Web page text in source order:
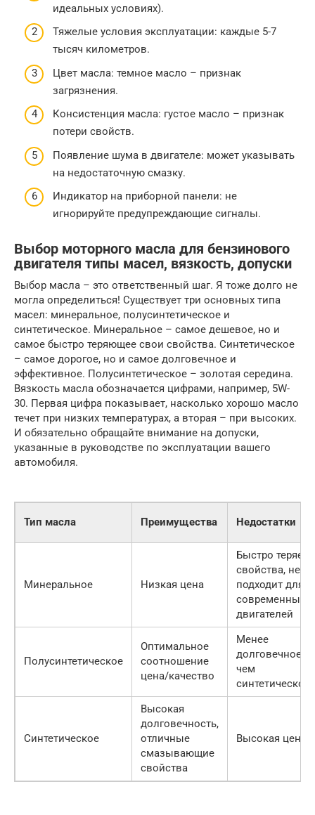
идеальных условиях).
Тяжелые условия эксплуатации: каждые 5-7
тысяч километров.
Цвет масла: темное масло – признак
загрязнения.
Консистенция масла: густое масло – признак
потери свойств.
Появление шума в двигателе: может указывать
на недостаточную смазку.
Индикатор на приборной панели: не
игнорируйте предупреждающие сигналы.
Выбор моторного масла для бензинового
двигателя типы масел, вязкость, допуски
Выбор масла – это ответственный шаг. Я тоже долго не
могла определиться! Существует три основных типа
масел: минеральное, полусинтетическое и
синтетическое. Минеральное – самое дешевое, но и
самое быстро теряющее свои свойства. Синтетическое
– самое дорогое, но и самое долговечное и
эффективное. Полусинтетическое – золотая середина.
Вязкость масла обозначается цифрами, например, 5W-
30. Первая цифра показывает, насколько хорошо масло
течет при низких температурах, а вторая – при высоких.
И обязательно обращайте внимание на допуски,
указанные в руководстве по эксплуатации вашего
автомобиля.
Тип масла Преимущества Недостатки
Минеральное Низкая цена
Быстро теряет
свойства, не
подходит для
современных
двигателей
Полусинтетическое
Оптимальное
соотношение
цена/качество
Менее
долговечное,
чем
синтетическое
Синтетическое
Высокая
долговечность,
отличные
смазывающие
свойства
Высокая цена